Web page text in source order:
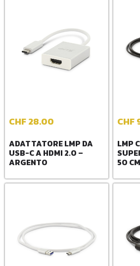
ADATTATORE LMP DA
USB-C A HDMI 2.0 –
ARGENTO
CHF28.00
LMP
50 CM
CHF